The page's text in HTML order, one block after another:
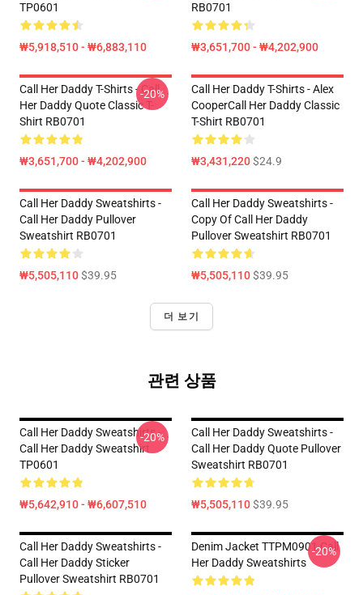
TP0601
₩5,918,510 - ₩6,883,110
RB0701
₩3,651,700 - ₩4,202,900
Call Her Daddy T-Shirts - Call
Her Daddy Quote Classic T-
Shirt RB0701
₩3,651,700 - ₩4,202,900
-20%
Call Her Daddy T-Shirts - Alex
CooperCall Her Daddy Classic
T-Shirt RB0701
₩3,431,220$24.9
Call Her Daddy Sweatshirts -
Call Her Daddy Pullover
Sweatshirt RB0701
₩5,505,110$39.95
Call Her Daddy Sweatshirts -
Copy Of Call Her Daddy
Pullover Sweatshirt RB0701
₩5,505,110$39.95
더 보기
관련 상품
Call Her Daddy Sweatshirts -
Call Her Daddy Sweatshirt
TP0601
₩5,642,910 - ₩6,607,510
-20%
Call Her Daddy Sweatshirts -
Call Her Daddy Quote Pullover
Sweatshirt RB0701
₩5,505,110$39.95
Call Her Daddy Sweatshirts -
Call Her Daddy Sticker
Pullover Sweatshirt RB0701
Denim Jacket TTPM0901 Call
Her Daddy Sweatshirts
-20%